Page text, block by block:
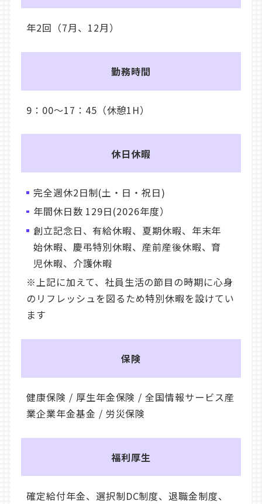
年2回（7月、12月）
勤務時間
9：00～17：45（休憩1H）
休日休暇
完全週休2日制(土・日・祝日)
年間休日数 129日(2026年度）
創立記念日、有給休暇、夏期休暇、年末年
始休暇、慶弔特別休暇、産前産後休暇、育
児休暇、介護休暇
※上記に加えて、社員生活の節目の時期に心身
のリフレッシュを図るため特別休暇を設けてい
ます
保険
健康保険 / 厚生年金保険 / 全国情報サービス産
業企業年金基金 / 労災保険
福利厚生
確定給付年金、選択制DC制度、退職金制度、